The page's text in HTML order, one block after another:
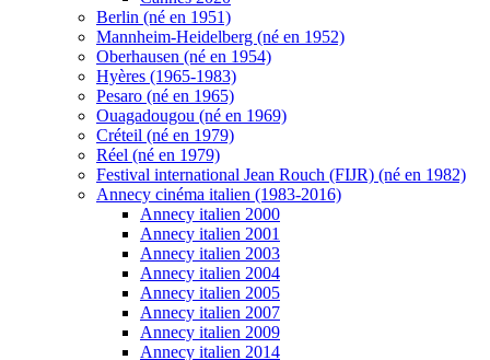
Berlin (né en 1951)
Mannheim-Heidelberg (né en 1952)
Oberhausen (né en 1954)
Hyères (1965-1983)
Pesaro (né en 1965)
Ouagadougou (né en 1969)
Créteil (né en 1979)
Réel (né en 1979)
Festival international Jean Rouch (FIJR) (né en 1982)
Annecy cinéma italien (1983-2016)
Annecy italien 2000
Annecy italien 2001
Annecy italien 2003
Annecy italien 2004
Annecy italien 2005
Annecy italien 2007
Annecy italien 2009
Annecy italien 2014